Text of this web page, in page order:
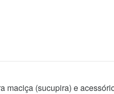
maciça (sucupira) e